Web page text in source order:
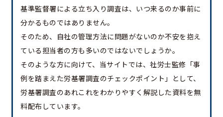
基準監督署による立ち入り調査は、いつ来るのか事前に
分かるものではありません。
そのため、自社の管理方法に問題がないのか不安を抱え
ている担当者の方も多いのではないでしょうか。
そのような方に向けて、当サイトでは、社労士監修「事
例を踏まえた労基署調査のチェックポイント」として、
労基署調査のあれこれをわかりやすく解説した資料を無
料配布しています。